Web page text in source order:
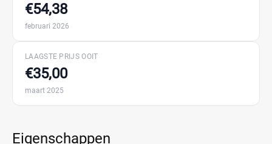
€54,38
februari 2026
LAAGSTE PRIJS OOIT
€35,00
maart 2025
Eigenschappen